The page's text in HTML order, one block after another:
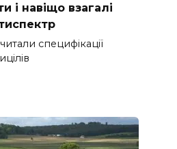
і навіщо взагалі
специфікації